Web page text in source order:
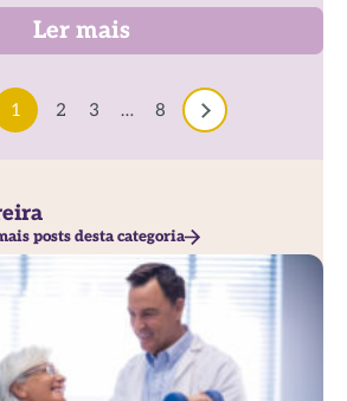
Ler mais
1 2 3 … 8
posts desta categoria